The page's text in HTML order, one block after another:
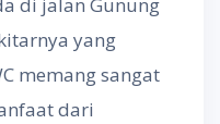
di jalan Gunung
yang
memang sangat
dari